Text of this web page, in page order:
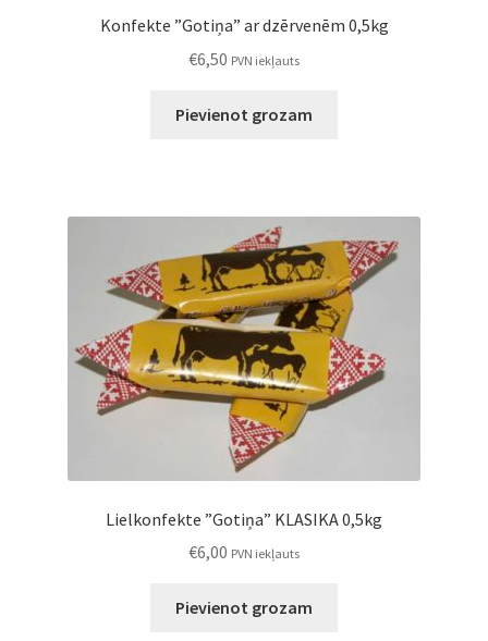
Konfekte ”Gotiņa” ar dzērvenēm 0,5kg
€6,50 PVN iekļauts
Pievienot grozam
Lielkonfekte ”Gotiņa” KLASIKA 0,5kg
€6,00 PVN iekļauts
Pievienot grozam